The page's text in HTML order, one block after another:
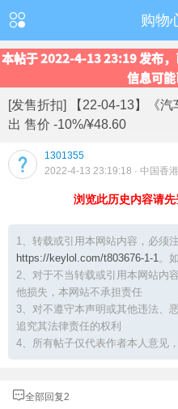
购物
本帖于 2022-4-13 23:19 发布
信息可能
[发售折扣] 【22-04-13】《
出 售价 -10%/¥48.60
1301355
2022-4-13 23:19:18 · 中国香港
浏览此历史内容请
1、转载或引用本网站内容，必须
https://keylol.com/t803676-1-1。
2、对于不当转载或引用本网站内
他损失，本网站不承担责任
3、对不遵守本声明或其他违法、
追究其法律责任的权利
4、所有帖子仅代表作者本人意见
全部回复2